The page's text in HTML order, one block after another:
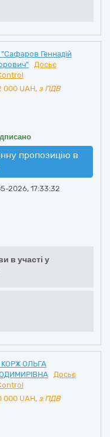
Геннадій
Досьє
000 UAH, з ПДВ
пропозицію в
2026, 17:33:32
в участі у
ОЛЬГА
Досьє
000 UAH, з ПДВ